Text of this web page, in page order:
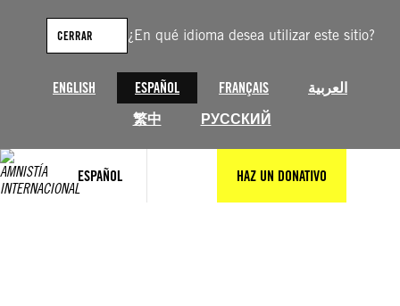
¿En qué idioma desea utilizar este sitio?
ENGLISH ESPAÑOL FRANÇAIS
العربية
繁中
РУССКИЙ
CERRAR
ESPAÑOL HAZ UN DONATIVO